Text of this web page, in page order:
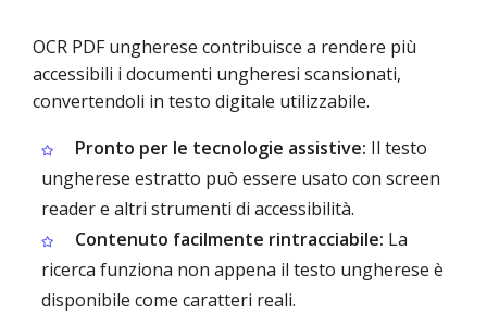
OCR PDF ungherese contribuisce a rendere più
accessibili i documenti ungheresi scansionati,
convertendoli in testo digitale utilizzabile.
Pronto per le tecnologie assistive: Il testo
ungherese estratto può essere usato con screen
reader e altri strumenti di accessibilità.
Contenuto facilmente rintracciabile: La
ricerca funziona non appena il testo ungherese è
disponibile come caratteri reali.